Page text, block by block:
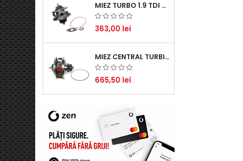
MIEZ TURBO 1.9 TDI - PERFORMANȚĂ FIABILĂ PENTRU AUDI, SEAT, SKODA ȘI VW
363,00 lei
MIEZ CENTRAL TURBINĂ SUZUKI GRAND ESCUDO II 1.9 DDIS TRACȚIUNE INTEGRALĂ - MOTORIZARE 1.9L, 95 KW (129 CP)
665,50 lei